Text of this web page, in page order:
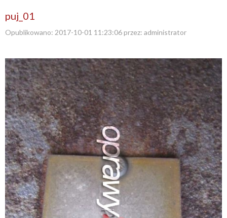
puj_01
Opublikowano: 2017-10-01 11:23:06przez: administrator